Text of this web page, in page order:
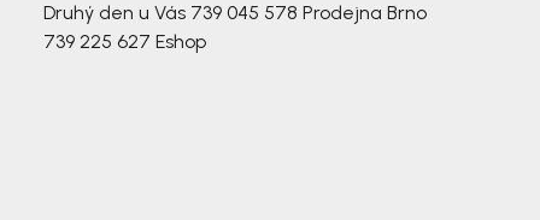
Druhý den u Vás 739 045 578 Prodejna Brno
739 225 627 Eshop